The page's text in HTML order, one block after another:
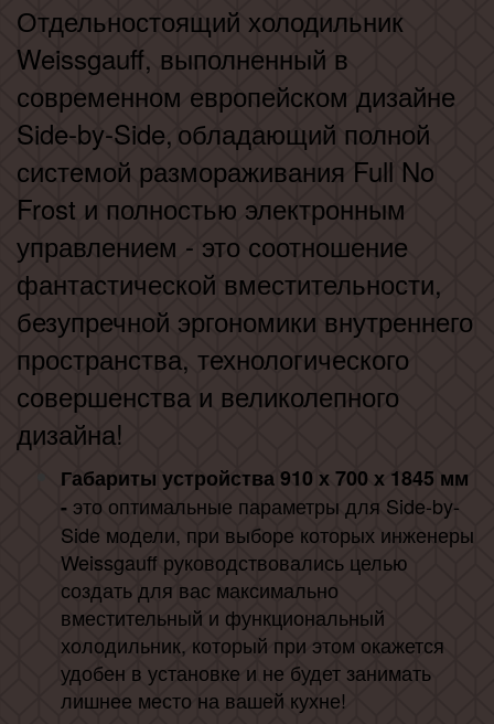
Отдельностоящий холодильник
Weissgauff, выполненный в
современном европейском дизайне
Side-by-Side, обладающий полной
системой размораживания Full No
Frost и полностью электронным
управлением - это соотношение
фантастической вместительности,
безупречной эргономики внутреннего
пространства, технологического
совершенства и великолепного
дизайна!
Габариты устройства 910 х 700 х 1845 мм
- это оптимальные параметры для Side-by-
Side модели, при выборе которых инженеры
Weissgauff руководствовались целью
создать для вас максимально
вместительный и функциональный
холодильник, который при этом окажется
удобен в установке и не будет занимать
лишнее место на вашей кухне!